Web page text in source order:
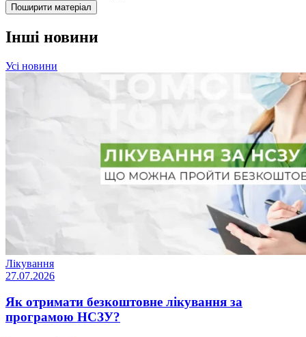
Поширити матеріал
Інші новини
Усі новини
Лікування
27.07.2026
Як отримати безкоштовне лікування за
програмою НСЗУ?